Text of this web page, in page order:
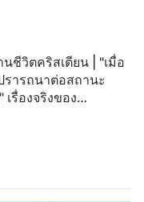
ชีวิตคริสเตียน | "เมื่อ
รารถนาต่อสถานะ
เรื่องจริงของ